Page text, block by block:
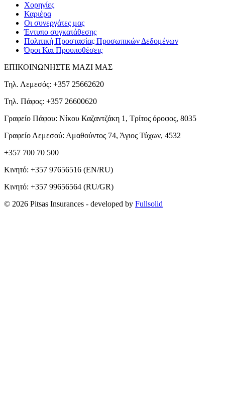
Χορηγίες
Καριέρα
Οι συνεργάτες μας
Έντυπο συγκατάθεσης
Πολιτική Προστασίας Προσωπικών Δεδομένων
Όροι Και Προυποθέσεις
ΕΠΙΚΟΙΝΩΝΗΣΤΕ ΜΑΖΙ ΜΑΣ
Τηλ. Λεμεσός: +357 25662620
Τηλ. Πάφος: +357 26600620
Γραφείο Πάφου: Νίκου Καζαντζάκη 1, Τρίτος όροφος, 8035
Γραφείο Λεμεσού: Αμαθούντος 74, Άγιος Τύχων, 4532
+357 700 70 500
Κινητό: +357 97656516 (EN/RU)
Κινητό: +357 99656564 (RU/GR)
© 2026 Pitsas Insurances - developed by Fullsolid